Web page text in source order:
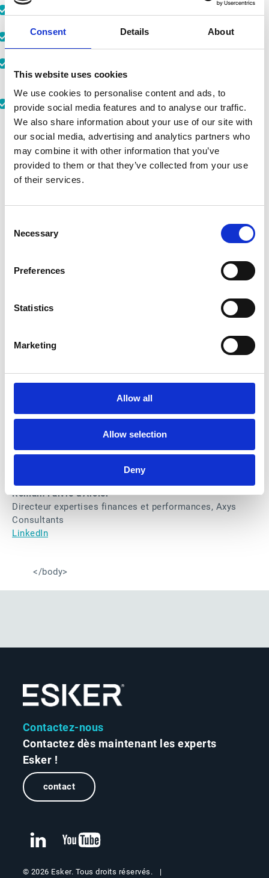
Consent Details About
This website uses cookies
We use cookies to personalise content and ads, to
provide social media features and to analyse our traffic.
We also share information about your use of our site with
our social media, advertising and analytics partners who
may combine it with other information that you’ve
provided to them or that they’ve collected from your use
of their services.
Selection
Necessary
Preferences
Statistics
Marketing
Allow all
Allow selection
Deny
va-t-elle rebattre les cartes du marché ?
entreprises pour créer des écosystèmes plus
vertueux ?
Comment implémenter / diffuser une culture cash
responsable au sein de l’entreprise ?
Découvrez les décryptages de nos experts avec Romain
FAIVRE d'ARCIER
, Directeur de l’expertise finance et
performance chez Axys Consultants,
Maud Berger
Product Manager Invoice-to-Cash chez Esker et
Catherine Blondeau
Catherine Blondeau-Siegel
LinkedIn
Product Manager Invoice-to-Cash
Romain Faivre d’Arcier
Directeur expertises finances et performances, Axys
Consultants
LinkedIn
</body>
Contactez-nous
Contactez dès maintenant les experts
Esker !
contact
© 2026 Esker. Tous droits réservés.